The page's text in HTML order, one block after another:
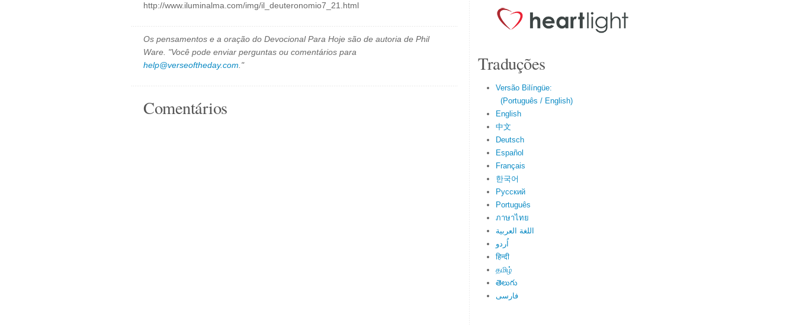
http://www.iluminalma.com/img/il_deuteronomio7_21.html
Os pensamentos e a oração do Devocional Para Hoje são de autoria de Phil
Ware. "Você pode enviar perguntas ou comentários para
help@verseoftheday.com ."
Comentários
Traduções
Versão Bilíngüe:
(Português / English)
English
中文
Deutsch
Español
Français
한국어
Русский
Português
ภาษาไทย
اللغة العربية
اُردو
हिन्दी
தமிழ்
తెలుగు
فارسی